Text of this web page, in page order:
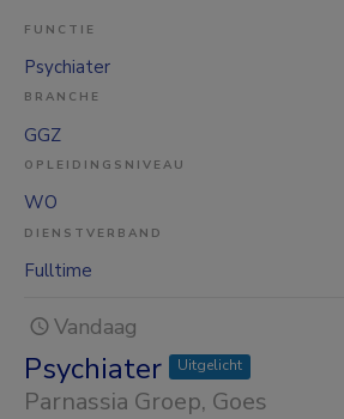
FUNCTIE
Psychiater
BRANCHE
GGZ
OPLEIDINGSNIVEAU
WO
DIENSTVERBAND
Fulltime
Vandaag
Psychiater Uitgelicht
Parnassia Groep, Goes